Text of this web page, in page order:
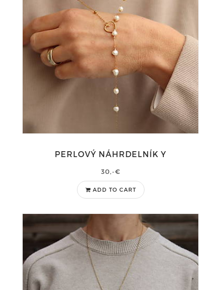
PERLOVÝ NÁHRDELNÍK Y
30,-€
ADD TO CART